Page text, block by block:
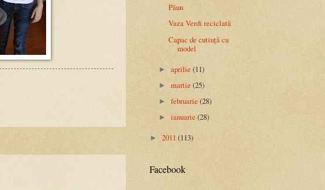
Păun
Vaza Verdi reciclată
Capac de cutiuță cu
model
►aprilie(11)
►martie(25)
►februarie(28)
►ianuarie(28)
► 2011 (113)
Facebook